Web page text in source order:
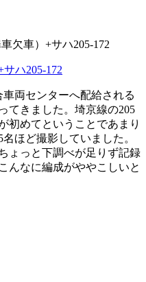
欠車）+サハ205-172
両センターへ配給される
てきました。埼京線の205
初めてということであまり
ほど撮影していました。
ょっと下調べが足りず記録
んなに編成がややこしいと